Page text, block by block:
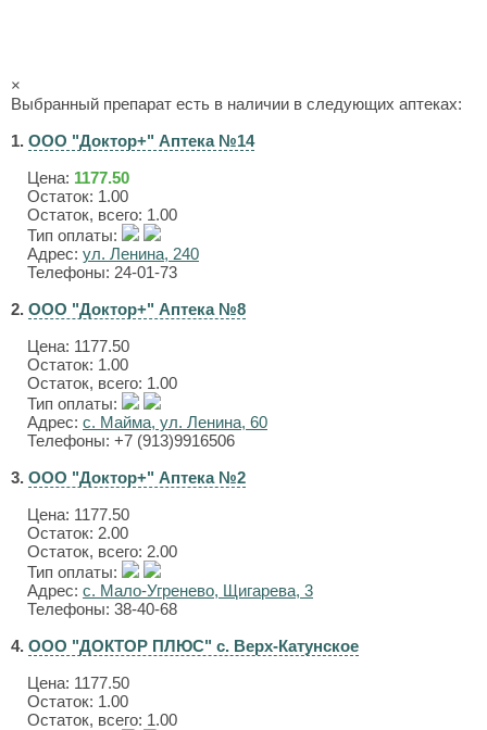
×
Выбранный препарат есть в наличии в следующих аптеках:
1. ООО "Доктор+" Аптека №14
Цена: 1177.50
Остаток: 1.00
Остаток, всего: 1.00
Тип оплаты:
Адрес: ул. Ленина, 240
Телефоны: 24-01-73
2. ООО "Доктор+" Аптека №8
Цена: 1177.50
Остаток: 1.00
Остаток, всего: 1.00
Тип оплаты:
Адрес: с. Майма, ул. Ленина, 60
Телефоны: +7 (913)9916506
3. ООО "Доктор+" Аптека №2
Цена: 1177.50
Остаток: 2.00
Остаток, всего: 2.00
Тип оплаты:
Адрес: с. Мало-Угренево, Щигарева, 3
Телефоны: 38-40-68
4. ООО "ДОКТОР ПЛЮС" с. Верх-Катунское
Цена: 1177.50
Остаток: 1.00
Остаток, всего: 1.00